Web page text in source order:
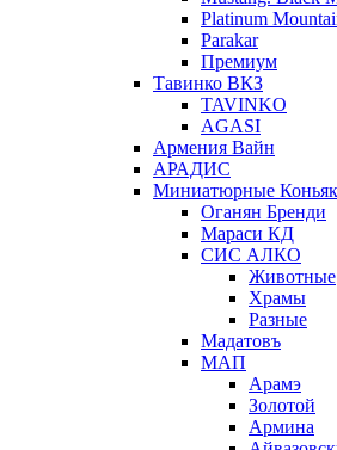
Platinum
Parakar
Премиум
Тавинко ВКЗ
TAVINKO
AGASI
Армения Вайн
АРАДИС
Миниатюрные
Оганян Бренди
Мараси КД
СИС АЛКО
Животные
Храмы
Разные
Мадатовъ
МАП
Арамэ
Золотой
Армина